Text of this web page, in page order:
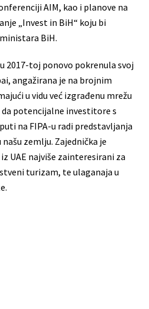
AIM, kao i planove na
„Invest in BiH“ koju bi
BiH.
2017-toj ponovo pokrenula svoj
angažirana je na brojnim
u vidu već izgrađenu mrežu
potencijalne investitore s
na FIPA-u radi predstavljanja
zemlju. Zajednička je
UAE najviše zainteresirani za
turizam, te ulaganaja u